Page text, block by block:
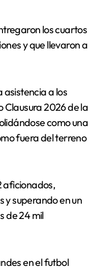
los cuartos
y que llevaron a
asistencia a los
Clausura 2026 de la
como una
fuera del terreno
aficionados,
y superando en un
de 24 mil
en el futbol